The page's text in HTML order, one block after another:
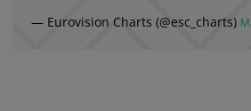
— Eurovision Charts (@esc_charts)